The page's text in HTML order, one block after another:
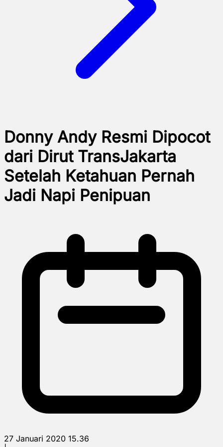
Donny Andy Resmi Dipocot
dari Dirut TransJakarta
Setelah Ketahuan Pernah
Jadi Napi Penipuan
27 Januari 2020 15.36